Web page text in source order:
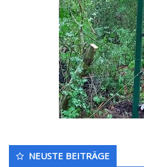
Untergeordnet
NEUSTE BEITRÄGE